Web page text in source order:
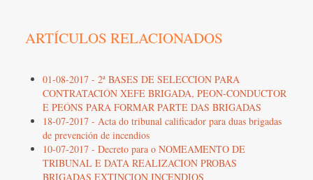
ARTÍCULOS RELACIONADOS
01-08-2017 - 2ª BASES DE SELECCION PARA
CONTRATACIÓN XEFE BRIGADA, PEON-CONDUCTOR
E PEÓNS PARA FORMAR PARTE DAS BRIGADAS
18-07-2017 - Acta do tribunal calificador para duas brigadas
de prevención de incendios
10-07-2017 - Decreto para o NOMEAMENTO DE
TRIBUNAL E DATA REALIZACION PROBAS
BRIGADAS EXTINCION INCENDIOS